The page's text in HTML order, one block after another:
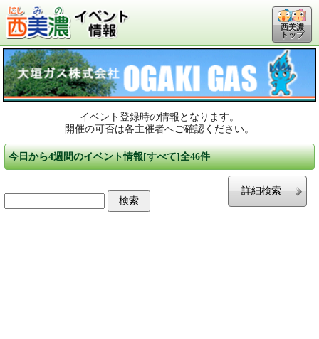
西美濃
トップ
イベント登録時の情報となります。
開催の可否は各主催者へご確認ください。
今日から4週間のイベント情報[すべて]全46件
詳細検索